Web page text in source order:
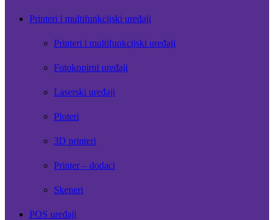
Printeri i multifunkcijski uređaji
Printeri i multifunkcijski uređaji
Fotokopirni uređaji
Laserski uređaji
Ploteri
3D printeri
Printer – dodaci
Skeneri
POS uređaji